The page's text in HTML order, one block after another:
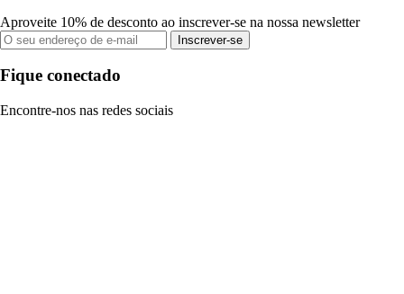
Aproveite 10% de desconto ao inscrever-se na nossa newsletter
Inscrever-se
Fique conectado
Encontre-nos nas redes sociais